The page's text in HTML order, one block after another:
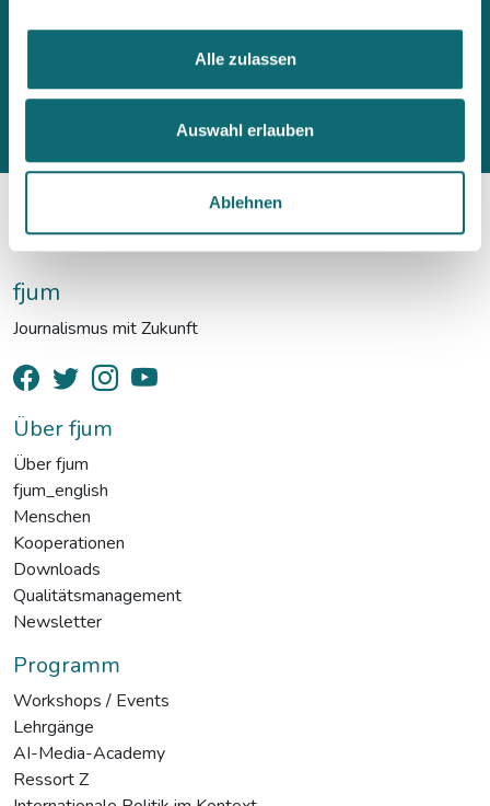
Alle zulassen
Auswahl erlauben
Ablehnen
fjum
Journalismus mit Zukunft
Über fjum
Über fjum
fjum_english
Menschen
Kooperationen
Downloads
Qualitätsmanagement
Newsletter
Programm
Workshops / Events
Lehrgänge
AI-Media-Academy
Ressort Z